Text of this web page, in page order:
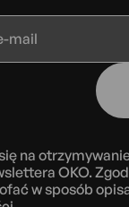
na
OKO.
w sposób